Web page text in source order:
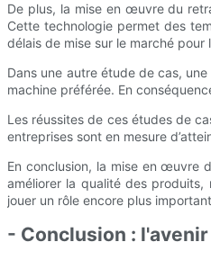
De plus, la mise en œuvre du
Cette technologie permet des
délais de mise sur le marché pour
Dans une autre étude de cas,
machine préférée. En
Les réussites de ces études de
entreprises sont en mesure
En conclusion, la mise en œuvre
améliorer la qualité des
jouer un rôle encore plus
- Conclusion :